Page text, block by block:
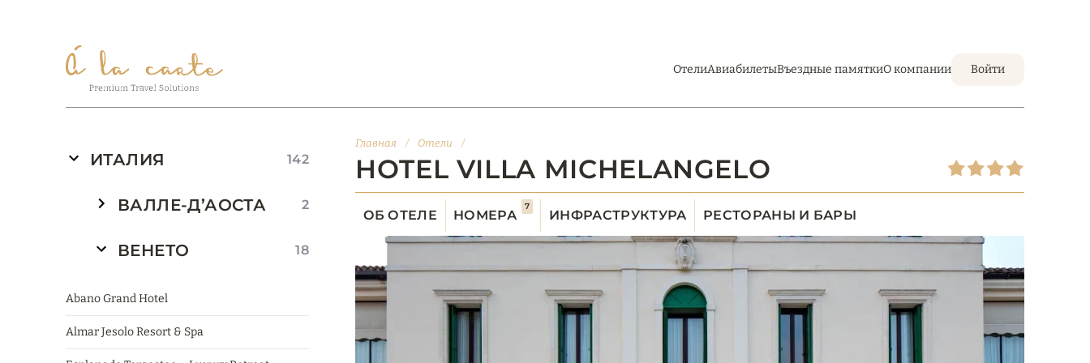
ОтелиАвиабилетыВъездные памяткиО компании Войти
ИТАЛИЯ 142
ВАЛЛЕ-Д’АОСТА 2
ВЕНЕТО 18
Abano Grand Hotel
Almar Jesolo Resort & Spa
Главная / Отели /
HOTEL VILLA MICHELANGELO
ОБ ОТЕЛЕ НОМЕРА
7
ИНФРАСТРУКТУРА РЕСТОРАНЫ И БАРЫ